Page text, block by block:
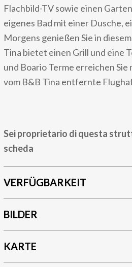
Flachbild-TV sowie einen
eigenes Bad mit einer Dusche,
Morgens genießen Sie in
Tina bietet einen Grill und eine
und Boario Terme erreichen
vom B&B Tina entfernte
Sei proprietario di questa
scheda
VERFÜGBARKEIT
BILDER
KARTE